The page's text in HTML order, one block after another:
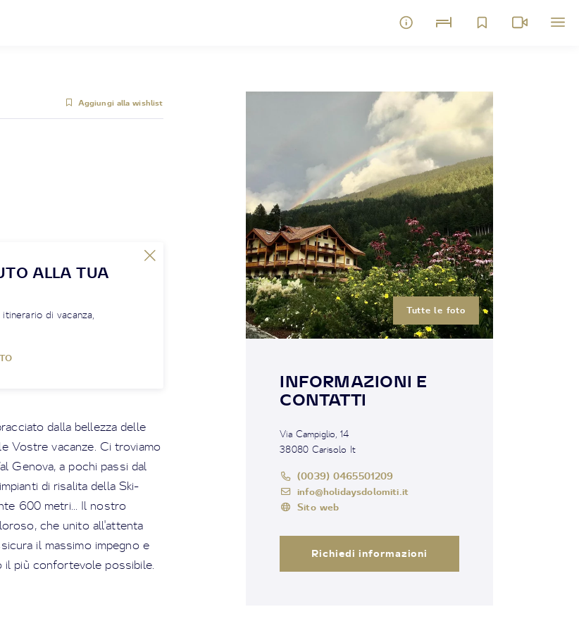
Aggiungi alla wishlist
ALLA TUA
di vacanza,
dalla bellezza delle
Vostre vacanze. Ci troviamo
Genova, a pochi passi dal
di risalita della Ski-
600 metri... Il nostro
che unito all'attenta
il massimo impegno e
più confortevole possibile.
Tutte le foto
INFORMAZIONI E
CONTATTI
Via Campiglio, 14
38080 Carisolo It
(0039) 0465501209
info@holidaysdolomiti.it
Sito web
Richiedi informazioni